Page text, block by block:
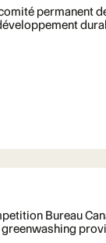
permanent
Bureau